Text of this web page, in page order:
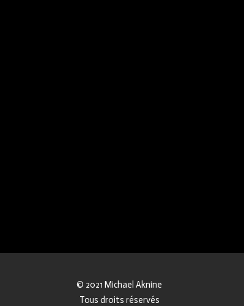
© 2021 Michael Aknine
Tous droits réservés